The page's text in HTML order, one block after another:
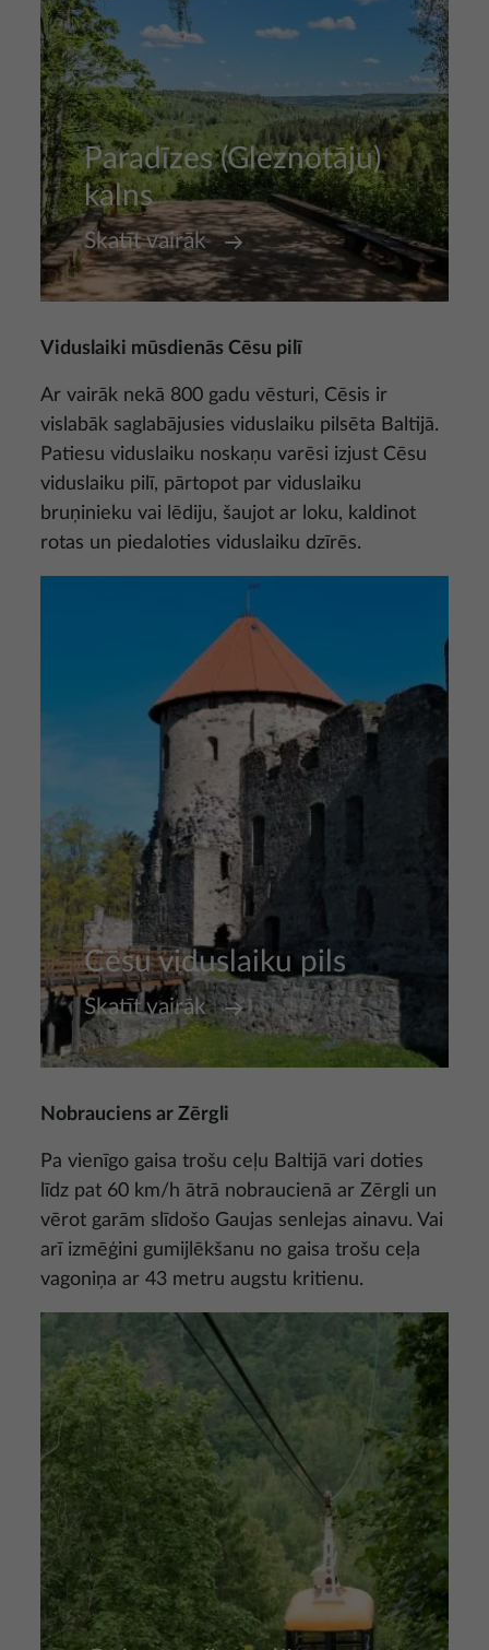
Paradīzes (Gleznotāju)
kalns
Skatīt vairāk
Viduslaiki mūsdienās Cēsu pilī
Ar vairāk nekā 800 gadu vēsturi, Cēsis ir
vislabāk saglabājusies viduslaiku pilsēta Baltijā.
Patiesu viduslaiku noskaņu varēsi izjust Cēsu
viduslaiku pilī, pārtopot par viduslaiku
bruņinieku vai lēdiju, šaujot ar loku, kaldinot
rotas un piedaloties viduslaiku dzīrēs.
Cēsu viduslaiku pils
Skatīt vairāk
Nobrauciens ar Zērgli
Pa vienīgo gaisa trošu ceļu Baltijā vari doties
līdz pat 60 km/h ātrā nobraucienā ar Zērgli un
vērot garām slīdošo Gaujas senlejas ainavu. Vai
arī izmēģini gumijlēkšanu no gaisa trošu ceļa
vagoniņa ar 43 metru augstu kritienu.
Attēls